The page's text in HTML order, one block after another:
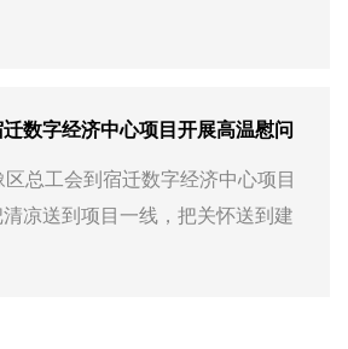
“欢度中秋 献礼国庆”为主题的青
数字经济中心项目开展高温慰问
会到宿迁数字经济中心项目
凉送到项目一线，把关怀送到建
业人员休息间歇，宿豫区总工